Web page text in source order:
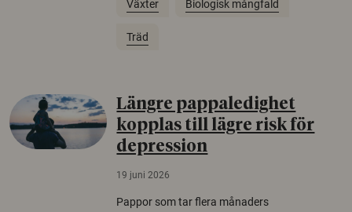
Växter Biologisk mångfald
Träd
Längre pappaledighet
kopplas till lägre risk för
depression
19 juni 2026
Pappor som tar flera månaders